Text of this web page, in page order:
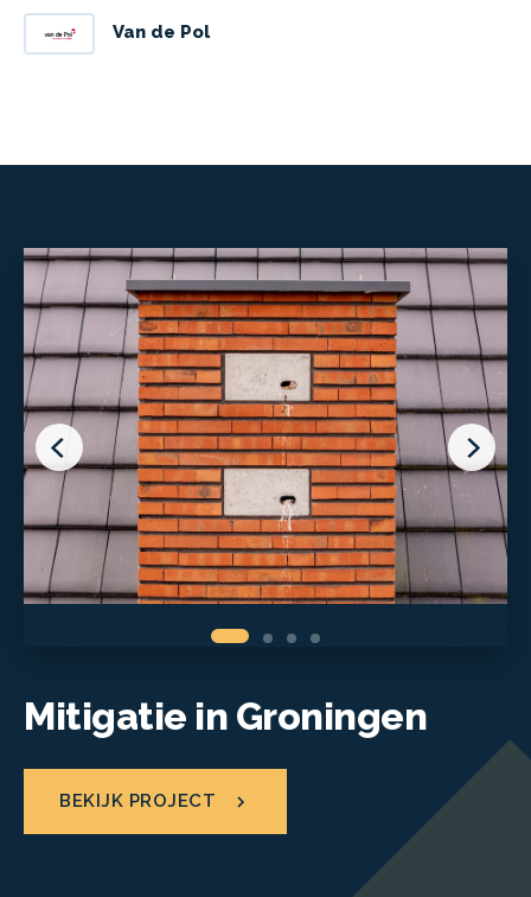
Van de Pol
Mitigatie in Groningen
BEKIJK PROJECT